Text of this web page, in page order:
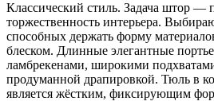
Классический стиль. Задача штор —
торжественность интерьера.
способных держать форму
блеском. Длинные элегантные
ламбрекенами, широкими
продуманной драпировкой. Тюль в
является жёстким, фиксирующим